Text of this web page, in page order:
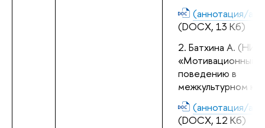
(аннотация/
(DOCX, 13 Кб)
Батхина А.
«Мотивационный
поведению в
межкультурном
(аннотация/
(DOCX, 12 Кб)